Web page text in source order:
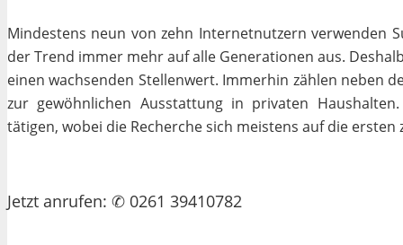
Mindestens neun von zehn Internetnutzern verwenden
der Trend immer mehr auf alle Generationen aus.
einen wachsenden Stellenwert. Immerhin zählen neben
zur gewöhnlichen Ausstattung in privaten
tätigen, wobei die Recherche sich meistens auf die
Jetzt anrufen: ✆ 0261 39410782